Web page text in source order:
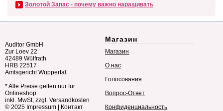
Золотой Запас - почему важно наращивать
Auditor GmbH
Zur Loev 22
42489 Wülfrath
HRB 22517
Amtsgericht Wuppertal
* Alle Preise gelten nur für
Onlineshop
inkl. MwSt, zzgl. Versandkosten
© 2025 Impressum | Контакт
Магазин
Магазин
О нас
Голосования
Вопрос-Ответ
Конфиденциальность